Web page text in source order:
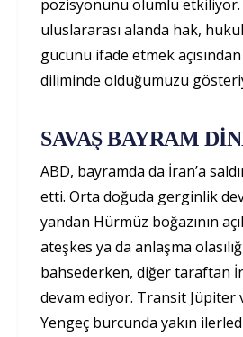
pozisyonunu olumlu
uluslararası alanda hak,
gücünü ifade etmek
diliminde olduğumuzu
SAVAŞ BAYRAM
ABD, bayramda da İran’a
etti. Orta doğuda gerginlik
yandan Hürmüz boğazının
ateşkes ya da anlaşma
bahsederken, diğer taraftan
devam ediyor. Transit Jüpiter
Yengeç burcunda yakın